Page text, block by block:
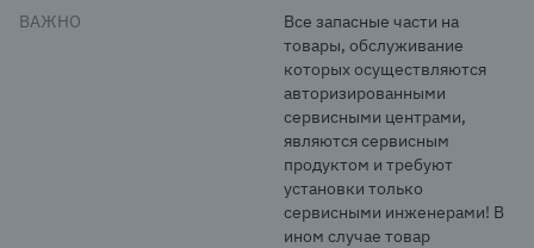
ВАЖНО
Все запасные части на
товары, обслуживание
которых осуществляются
авторизированными
сервисными центрами,
являются сервисным
продуктом и требуют
установки только
сервисными инженерами! В
ином случае товар